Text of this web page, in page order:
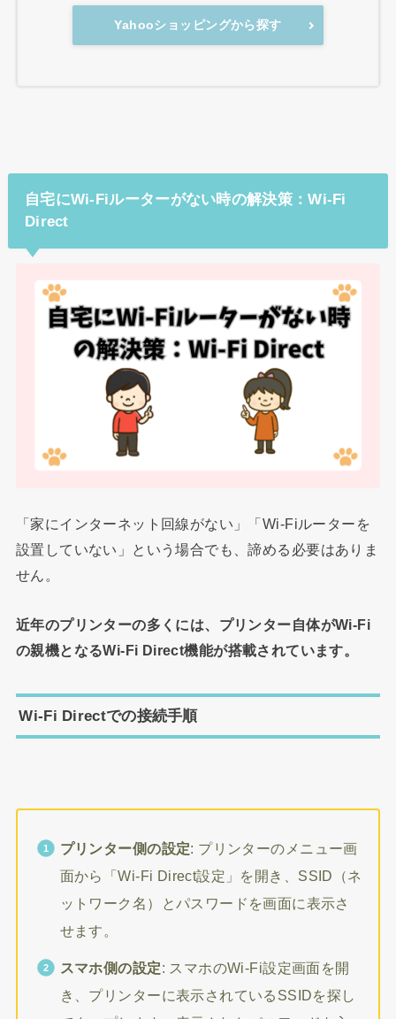
Yahooショッピングから探す
自宅にWi-Fiルーターがない時の解決策：Wi-Fi
Direct
「家にインターネット回線がない」「Wi-Fiルーターを
設置していない」という場合でも、諦める必要はありま
せん。
近年のプリンターの多くには、プリンター自体がWi-Fi
の親機となるWi-Fi Direct機能が搭載されています。
Wi-Fi Directでの接続手順
プリンター側の設定: プリンターのメニュー画
面から「Wi-Fi Direct設定」を開き、SSID（ネ
ットワーク名）とパスワードを画面に表示さ
せます。
スマホ側の設定: スマホのWi-Fi設定画面を開
き、プリンターに表示されているSSIDを探し